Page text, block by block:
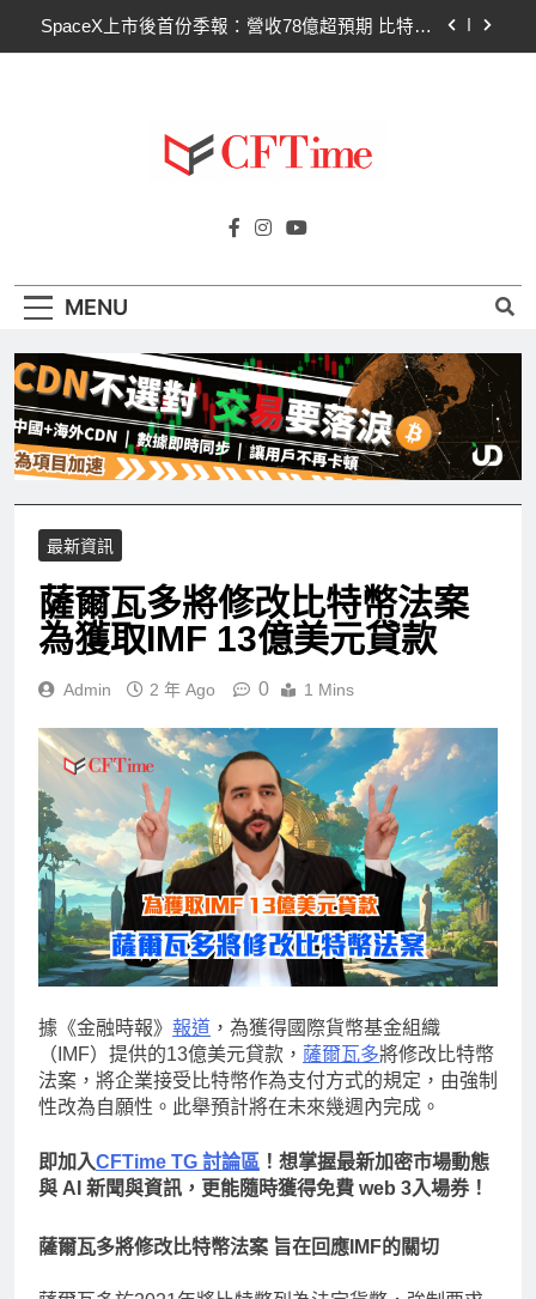
SpaceX上市後首份季報：營收78億超預期 比特幣
Strategy再賣比特幣！Saylor澄清：公司與個人分
開，我從未賣出
SpaceX上市後首份季報：營收78億超預期 比特幣
Hut 8淨虧1.77億美元股價急挫！比特幣持倉縮水成
開，我從未賣出
Cftime.io
AI（ChatGPT）、區塊鏈、NFT、加密貨
MENU
最新資訊
薩爾瓦多將修改比特幣法案
為獲取IMF 13億美元貸款
Admin 2 年 Ago 0 1 Mins
據《金融時報》 報道 ，為獲得國際貨幣基金組織
（IMF）提供的13億美元貸款， 薩爾瓦多將修改比特幣
法案，將企業接受比特幣作為支付方式的規定，由強制
性改為自願性。此舉預計將在未來幾週內完成。
即加入CFTime TG 討論區 ！想掌握最新加密市場動態
與 AI 新聞與資訊，更能隨時獲得免費 web 3入場券！
薩爾瓦多將修改比特幣法案 旨在回應IMF的關切